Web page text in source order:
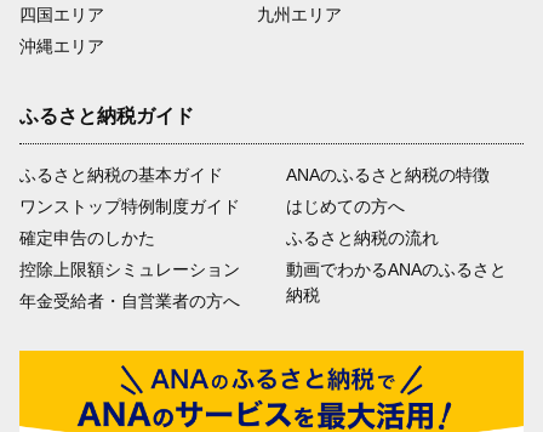
四国エリア
沖縄エリア
九州エリア
ふるさと納税ガイド
ふるさと納税の基本ガイド
ワンストップ特例制度ガイド
確定申告のしかた
控除上限額シミュレーション
年金受給者・自営業者の方へ
ANAのふるさと納税の特徴
はじめての方へ
ふるさと納税の流れ
動画でわかるANAのふるさと
納税